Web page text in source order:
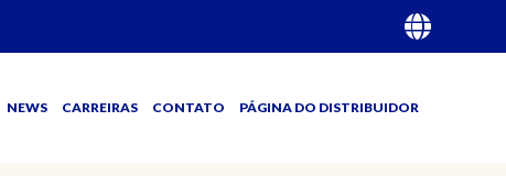
NEWS CARREIRAS CONTATO PÁGINA DO DISTRIBUIDOR